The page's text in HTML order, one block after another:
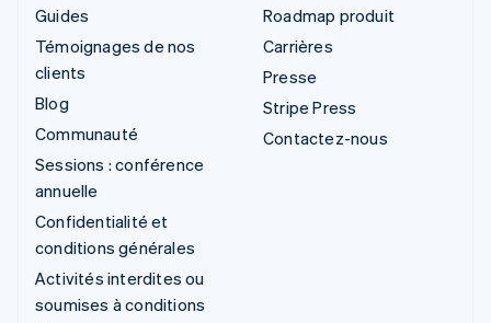
Guides
Témoignages de nos
clients
Blog
Communauté
Sessions : conférence
annuelle
Confidentialité et
conditions générales
Activités interdites ou
soumises à conditions
Roadmap produit
Carrières
Presse
Stripe Press
Contactez-nous